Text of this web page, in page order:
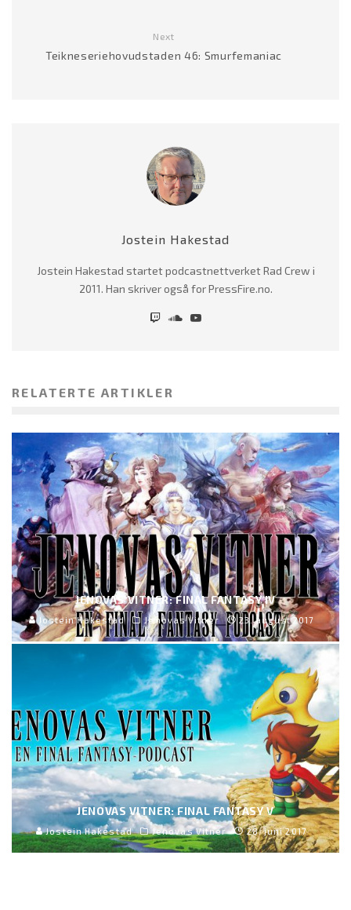
Next
Teikneseriehovudstaden 46: Smurfemaniac
Jostein Hakestad
Jostein Hakestad startet podcastnettverket Rad Crew i
2011. Han skriver også for PressFire.no.
RELATERTE ARTIKLER
JENOVAS VITNER: FINAL FANTASY IV
Jostein Hakestad Jenovas Vitner 23. august 2017
JENOVAS VITNER: FINAL FANTASY V
Jostein Hakestad Jenovas Vitner 28. juni 2017